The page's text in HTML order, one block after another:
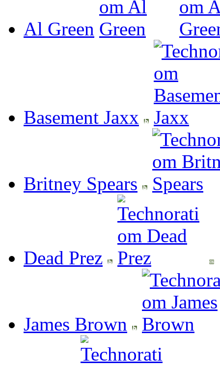
Al Green
Basement Jaxx
Britney Spears
Dead Prez
James Brown